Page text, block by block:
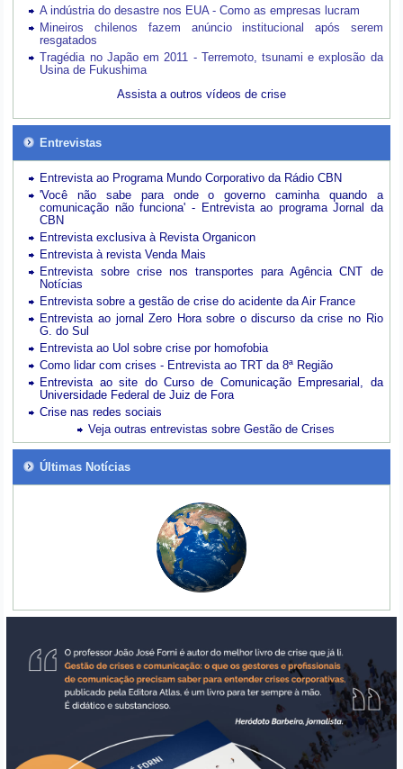
A indústria do desastre nos EUA - Como as empresas lucram
Mineiros chilenos fazem anúncio institucional após serem
resgatados
Tragédia no Japão em 2011 - Terremoto, tsunami e explosão da
Usina de Fukushima
Assista a outros vídeos de crise
Entrevistas
Entrevista ao Programa Mundo Corporativo da Rádio CBN
'Você não sabe para onde o governo caminha quando a
comunicação não funciona' - Entrevista ao programa Jornal da
CBN
Entrevista exclusiva à Revista Organicon
Entrevista à revista Venda Mais
Entrevista sobre crise nos transportes para Agência CNT de
Notícias
Entrevista sobre a gestão de crise do acidente da Air France
Entrevista ao jornal Zero Hora sobre o discurso da crise no Rio
G. do Sul
Entrevista ao Uol sobre crise por homofobia
Como lidar com crises - Entrevista ao TRT da 8ª Região
Entrevista ao site do Curso de Comunicação Empresarial, da
Universidade Federal de Juiz de Fora
Crise nas redes sociais
Veja outras entrevistas sobre Gestão de Crises
Últimas Notícias